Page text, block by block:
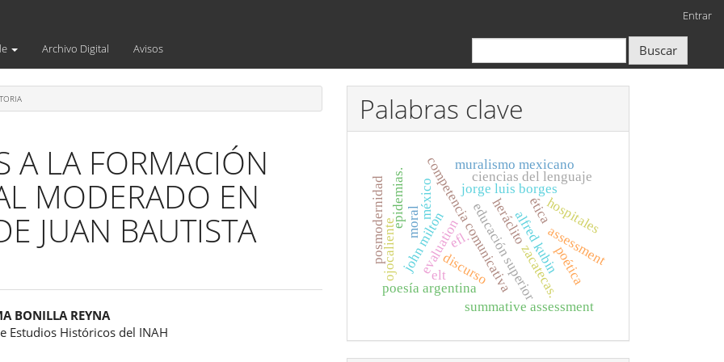
Entrar
Archivo Digital Avisos Buscar
A LA FORMACIÓN
MODERADO EN
JUAN BAUTISTA
BONILLA REYNA
Estudios Históricos del INAH
Palabras clave
discurso
competencia comunicativa
educación superior
jorge luis borges
heráclito
john milton
poesía argentina
ética
moral
méxico
alfred kubinassessment
evaluation
summative assessment
elt
efl.
ciencias del lenguaje
muralismo mexicano
ojocaliente zacatecas.
hospitales
epidemias.
poética
posmodernidad